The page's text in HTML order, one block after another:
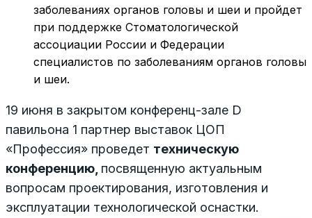
заболеваниях органов головы и шеи и пройдет
при поддержке Стоматологической
ассоциации России и Федерации
специалистов по заболеваниям органов головы
и шеи.
19 июня в закрытом конференц-зале D
павильона 1 партнер выставок ЦОП
«Профессия» проведет техническую
конференцию посвященную актуальным
вопросам проектирования, изготовления и
эксплуатации технологической оснастки.